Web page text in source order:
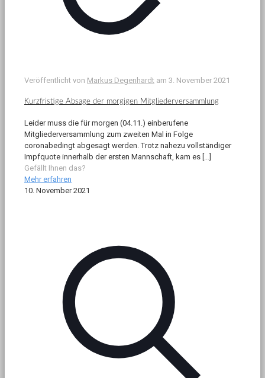
Veröffentlicht von Markus Degenhardt am 3. November 2021
Kurzfristige Absage der morgigen Mitgliederversammlung
Leider muss die für morgen (04.11.) einberufene
Mitgliederversammlung zum zweiten Mal in Folge
coronabedingt abgesagt werden. Trotz nahezu vollständiger
Impfquote innerhalb der ersten Mannschaft, kam es […]
Gefällt Ihnen das?
Mehr erfahren
10. November 2021